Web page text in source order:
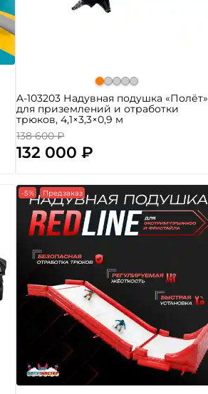
A-103203 Надувная подушка «Полёт»
для приземлений и отработки
трюков, 4,1×3,3×0,9 м
138 600 ₽
132 000 ₽
-5% Предзаказ